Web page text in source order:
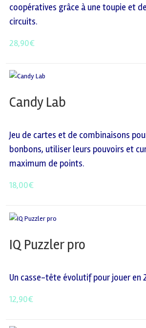
coopératives grâce à une toupie et
circuits.
28,90€
Candy Lab
Jeu de cartes et de combinaisons
bonbons, utiliser leurs pouvoirs et
maximum de points.
18,00€
IQ Puzzler pro
Un casse-tête évolutif pour jouer en
12,90€